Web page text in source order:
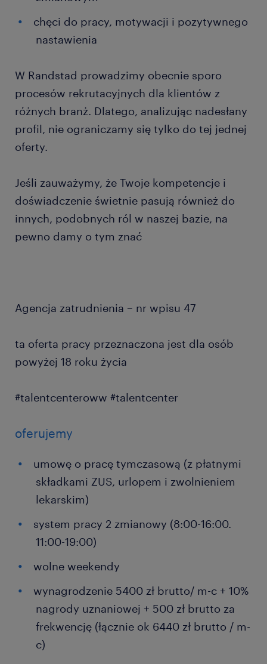
chęci do pracy, motywacji i pozytywnego
nastawienia
W Randstad prowadzimy obecnie sporo
procesów rekrutacyjnych dla klientów z
różnych branż. Dlatego, analizując nadesłany
profil, nie ograniczamy się tylko do tej jednej
oferty.
Jeśli zauważymy, że Twoje kompetencje i
doświadczenie świetnie pasują również do
innych, podobnych ról w naszej bazie, na
pewno damy o tym znać
Agencja zatrudnienia – nr wpisu 47
ta oferta pracy przeznaczona jest dla osób
powyżej 18 roku życia
#talentcenteroww #talentcenter
oferujemy
umowę o pracę tymczasową (z płatnymi
składkami ZUS, urlopem i zwolnieniem
lekarskim)
system pracy 2 zmianowy (8:00-16:00.
11:00-19:00)
wolne weekendy
wynagrodzenie 5400 zł brutto/ m-c + 10%
nagrody uznaniowej + 500 zł brutto za
frekwencję (łącznie ok 6440 zł brutto / m-
c)